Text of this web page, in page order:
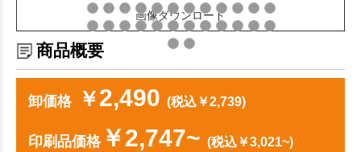
画像ダウンロード
商品概要
卸価格 ￥2,490 (税込￥2,739)
印刷品価格￥2,747~ (税込￥3,021~)